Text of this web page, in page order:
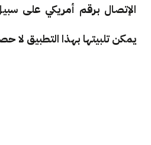
الإتصال برقم أمريكي على سبيل
يمكن تلبيتها بهذا التطبيق لا